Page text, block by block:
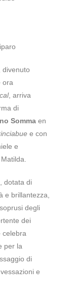
divenuto
ora
, arriva
di
Somma en
e con
e
dotata di
e brillantezza,
degli
dei
celebra
per la
di
e